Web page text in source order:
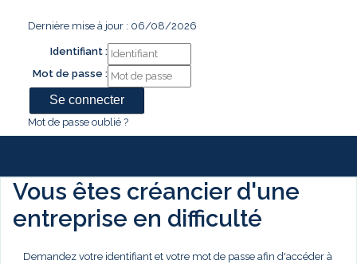
Dernière mise à jour : 06/08/2026
Identifiant :
Mot de passe :
Mot de passe oublié ?
Vous êtes créancier d'une
entreprise en difficulté
Demandez votre identifiant et votre mot de passe afin d'accéder à